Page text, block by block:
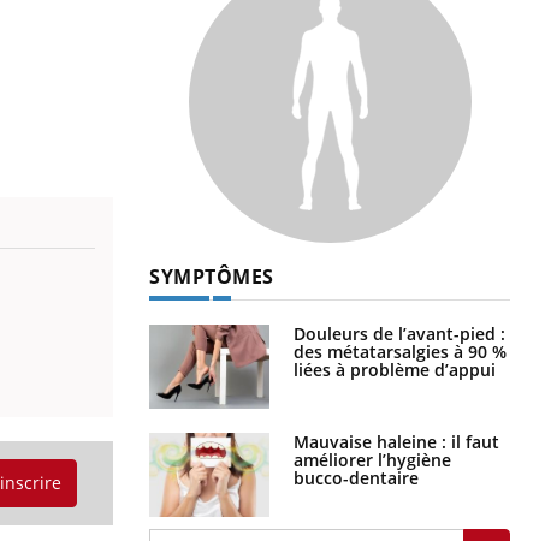
des métatarsalgies à 90 %
liées à problème d’appui
améliorer l’hygiène
bucco-dentaire